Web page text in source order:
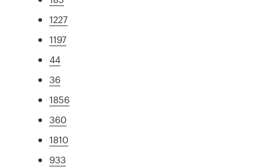
1227
1197
44
36
1856
360
1810
933